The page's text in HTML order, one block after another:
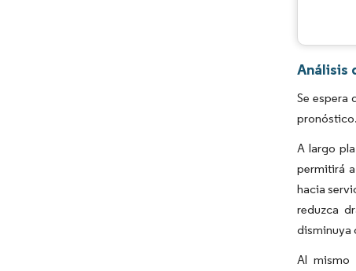
Análisis
Se espera
pronóstico.
A largo
permitirá
hacia
reduzca
disminuya
Al mismo